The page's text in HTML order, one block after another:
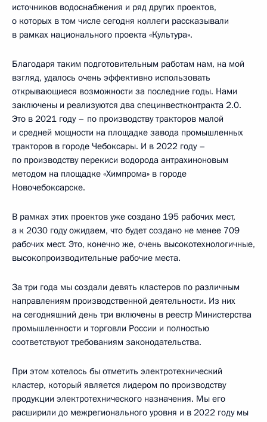
источников водоснабжения и ряд других проектов,
о которых в том числе сегодня коллеги рассказывали
в рамках национального проекта «Культура».
Благодаря таким подготовительным работам нам, на мой
взгляд, удалось очень эффективно использовать
открывающиеся возможности за последние годы. Нами
заключены и реализуются два специнвестконтракта 2.0.
Это в 2021 году – по производству тракторов малой
и средней мощности на площадке завода промышленных
тракторов в городе Чебоксары. И в 2022 году –
по производству перекиси водорода антрахиноновым
методом на площадке «Химпрома» в городе
Новочебоксарске.
В рамках этих проектов уже создано 195 рабочих мест,
а к 2030 году ожидаем, что будет создано не менее 709
рабочих мест. Это, конечно же, очень высокотехнологичные,
высокопроизводительные рабочие места.
За три года мы создали девять кластеров по различным
направлениям производственной деятельности. Из них
на сегодняшний день три включены в реестр Министерства
промышленности и торговли России и полностью
соответствуют требованиям законодательства.
При этом хотелось бы отметить электротехнический
кластер, который является лидером по производству
продукции электротехнического назначения. Мы его
расширили до межрегионального уровня и в 2022 году мы